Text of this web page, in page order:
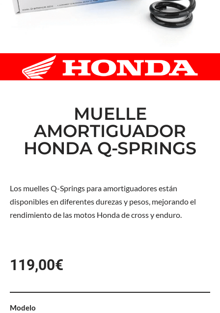
MUELLE
AMORTIGUADOR
HONDA Q-SPRINGS
Los muelles Q-Springs para amortiguadores están
disponibles en diferentes durezas y pesos, mejorando el
rendimiento de las motos Honda de cross y enduro.
119,00€
Modelo